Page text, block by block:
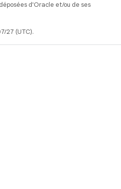
d'Oracle et/ou de ses
27 (UTC).